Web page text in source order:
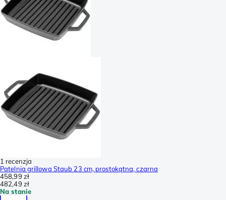
1 recenzja
Patelnia grillowa Staub 23 cm, prostokątna, czarna
458,99 zł
482,49 zł
Na stanie